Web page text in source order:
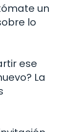
un
lo
ese
La